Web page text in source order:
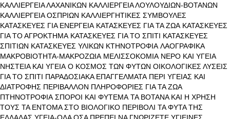
ΚΑΛΛΙΕΡΓΕΙΑ ΛΑΧΑΝΙΚΩΝ ΚΑΛΛΙΕΡΓΕΙΑ ΛΟΥΛΟΥΔΙΩΝ-ΒΟΤΑΝΩΝ
ΚΑΛΛΙΕΡΓΕΙΑ ΟΣΠΡΙΩΝ ΚΑΛΛΙΕΡΓΗΤΙΚΕΣ ΣΥΜΒΟΥΛΕΣ
ΚΑΤΑΣΚΕΥΕΣ ΓΙΑ ΕΝΕΡΓΕΙΑ ΚΑΤΑΣΚΕΥΕΣ ΓΙΑ ΤΑ ΖΩΑ ΚΑΤΑΣΚΕΥΕΣ
ΓΙΑ ΤΟ ΑΓΡΟΚΤΗΜΑ ΚΑΤΑΣΚΕΥΕΣ ΓΙΑ ΤΟ ΣΠΙΤΙ ΚΑΤΑΣΚΕΥΕΣ
ΣΠΙΤΙΩΝ ΚΑΤΑΣΚΕΥΕΣ ΥΛΙΚΩΝ ΚΤΗΝΟΤΡΟΦΙΑ ΛΑΟΓΡΑΦΙΚΑ
ΜΑΚΡΟΒΙΟΤΗΤΑ-ΜΑΚΡΟΖΩΙΑ ΜΕΛΙΣΣΟΚΟΜΙΑ ΝΕΡΟ ΚΑΙ ΥΓΕΙΑ
ΝΗΣΤΕΙΑ ΚΑΙ ΥΓΕΙΑ Ο ΚΟΣΜΟΣ ΤΩΝ ΦΥΤΩΝ ΟΙΚΟΛΟΓΙΚΕΣ ΛΥΣΕΙΣ
ΓΙΑ ΤΟ ΣΠΙΤΙ ΠΑΡΑΔΟΣΙΑΚΑ ΕΠΑΓΓΕΛΜΑΤΑ ΠΕΡΙ ΥΓΕΙΑΣ ΚΑΙ
ΔΙΑΤΡΟΦΗΣ ΠΕΡΙΒΑΛΛΟΝ ΠΛΗΡΟΦΟΡΙΕΣ ΓΙΑ ΤΑ ΖΩΑ
ΠΤΗΝΟΤΡΟΦΙΑ ΣΠΟΡΟΙ ΚΑΙ ΦΥΤΕΜΑ ΤΑ ΒΟΤΑΝΑ ΚΑΙ Η ΧΡΗΣΗ
ΤΟΥΣ ΤΑ ΕΝΤΟΜΑ ΣΤΟ ΒΙΟΛΟΓΙΚΟ ΠΕΡΙΒΟΛΙ ΤΑ ΦΥΤΑ ΤΗΣ
ΕΛΛΑΔΑΣ ΥΓΕΙΑ-ΟΛΑ ΟΣΑ ΠΡΕΠΕΙ ΝΑ ΓΝΩΡΙΖΕΤΕ ΥΓΙΕΙΝΕΣ